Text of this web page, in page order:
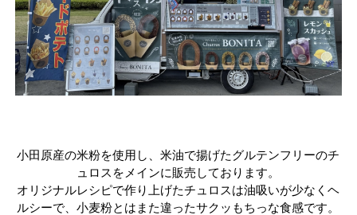
小田原産の米粉を使用し、米油で揚げたグルテンフリーのチ
ュロスをメインに販売しております。
オリジナルレシピで作り上げたチュロスは油吸いが少なくヘ
ルシーで、小麦粉とはまた違ったサクッもちっな食感です。